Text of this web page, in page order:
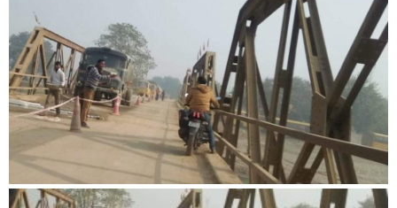
भिडियो
पत्रपत्रिका
खेलकुद
बिश्व
अचम्म
दुनिया